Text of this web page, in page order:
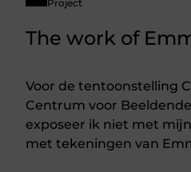
Project
The work of
Voor de tentoonstelling
Centrum voor
exposeer ik niet met
met tekeningen van